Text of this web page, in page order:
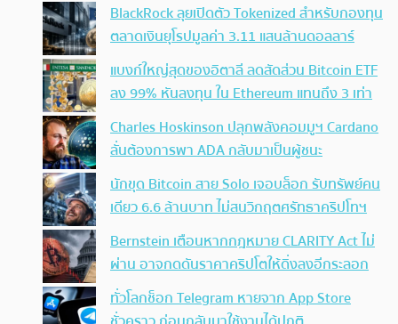
BlackRock ลุยเปิดตัว Tokenized สำหรับกองทุน
ตลาดเงินยุโรปมูลค่า 3.11 แสนล้านดอลลาร์
แบงก์ใหญ่สุดของอิตาลี ลดสัดส่วน Bitcoin ETF
ลง 99% หันลงทุน ใน Ethereum แทนถึง 3 เท่า
Charles Hoskinson ปลุกพลังคอมมูฯ Cardano
ลั่นต้องการพา ADA กลับมาเป็นผู้ชนะ
นักขุด Bitcoin สาย Solo เจอบล็อก รับทรัพย์คน
เดียว 6.6 ล้านบาท ไม่สนวิกฤตศรัทธาคริปโทฯ
Bernstein เตือนหากกฎหมาย CLARITY Act ไม่
ผ่าน อาจกดดันราคาคริปโตให้ดิ่งลงอีกระลอก
ทั่วโลกช็อก Telegram หายจาก App Store